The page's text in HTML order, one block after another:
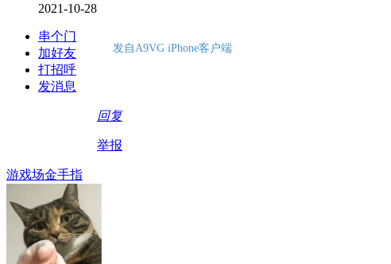
2021-10-28
串个门
加好友
打招呼
发消息
发自A9VG iPhone客户端
回复
举报
游戏场金手指